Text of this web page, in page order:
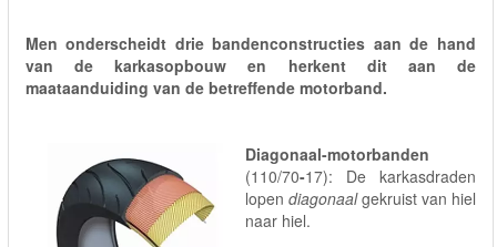
Men onderscheidt drie bandenconstructies aan de hand
van de karkasopbouw en herkent dit aan de
maataanduiding van de betreffende motorband.
Diagonaal-motorbanden
(110/70-17): De karkasdraden
lopen diagonaalgekruist van hiel
naar hiel.